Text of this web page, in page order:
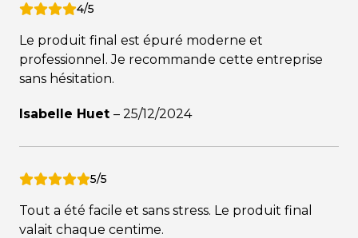
4/5
Le produit final est épuré moderne et
professionnel. Je recommande cette entreprise
sans hésitation.
Isabelle Huet – 25/12/2024
5/5
Tout a été facile et sans stress. Le produit final
valait chaque centime.